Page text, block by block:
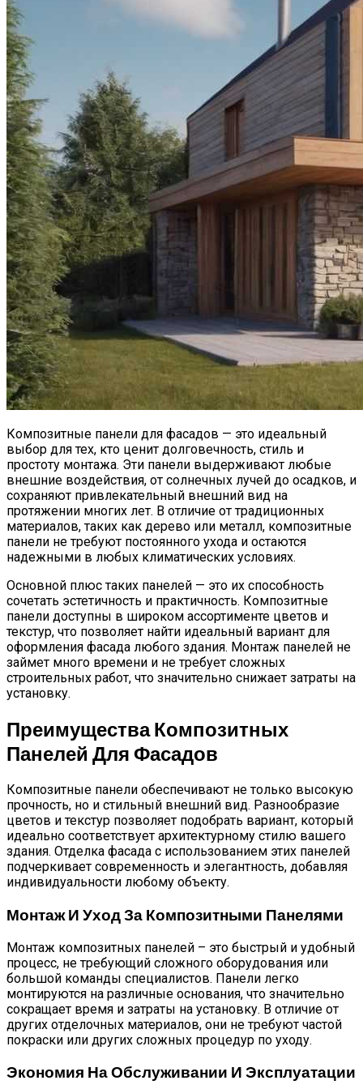
Отдых В Днепропетровске
Нанесение Гидроизоляции С
Микросферами Для Защиты
Лист Сталь 40Х: Особенности И
Применение
Композитные панели для фасадов — это идеальный
выбор для тех, кто ценит долговечность, стиль и
простоту монтажа. Эти панели выдерживают любые
внешние воздействия, от солнечных лучей до осадков, и
сохраняют привлекательный внешний вид на
протяжении многих лет. В отличие от традиционных
материалов, таких как дерево или металл, композитные
панели не требуют постоянного ухода и остаются
надежными в любых климатических условиях.
Основной плюс таких панелей — это их способность
сочетать эстетичность и практичность. Композитные
панели доступны в широком ассортименте цветов и
текстур, что позволяет найти идеальный вариант для
оформления фасада любого здания. Монтаж панелей не
займет много времени и не требует сложных
строительных работ, что значительно снижает затраты на
установку.
Преимущества Композитных
Панелей Для Фасадов
Композитные панели обеспечивают не только высокую
прочность, но и стильный внешний вид. Разнообразие
цветов и текстур позволяет подобрать вариант, который
идеально соответствует архитектурному стилю вашего
здания. Отделка фасада с использованием этих панелей
подчеркивает современность и элегантность, добавляя
индивидуальности любому объекту.
Монтаж И Уход За Композитными Панелями
Монтаж композитных панелей – это быстрый и удобный
процесс, не требующий сложного оборудования или
большой команды специалистов. Панели легко
монтируются на различные основания, что значительно
сокращает время и затраты на установку. В отличие от
других отделочных материалов, они не требуют частой
покраски или других сложных процедур по уходу.
Экономия На Обслуживании И Эксплуатации